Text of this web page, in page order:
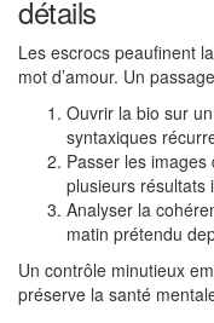
détails
Les escrocs peaufinent
mot d’amour. Un
Ouvrir la bio sur
syntaxiques
Passer les
plusieurs résultats
Analyser la
matin prétendu
Un contrôle minutieux
préserve la santé